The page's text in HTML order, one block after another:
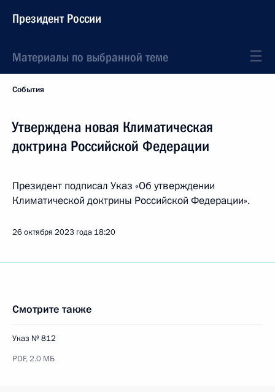
Президент России
Материалы по выбранной теме
События
Утверждена новая Климатическая
доктрина Российской Федерации
Президент подписал Указ «Об утверждении
Климатической доктрины Российской Федерации».
26 октября 2023 года 18:20
Смотрите также
Указ № 812
PDF,2.0 МБ